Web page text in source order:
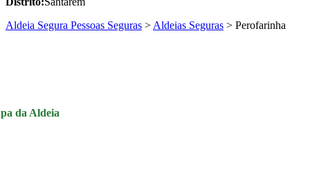
Aldeia Segura Pessoas Seguras > Aldeias Seguras > Perofarinha
da Aldeia